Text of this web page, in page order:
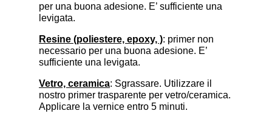
per una buona adesione. E’ sufficiente una
levigata.
Resine (poliestere, epoxy, ): primer non
necessario per una buona adesione. E’
sufficiente una levigata.
Vetro, ceramica: Sgrassare. Utilizzare il
nostro primer trasparente per vetro/ceramica.
Applicare la vernice entro 5 minuti.